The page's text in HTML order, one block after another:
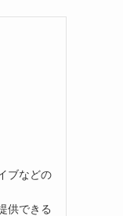
ブなどの
供できる